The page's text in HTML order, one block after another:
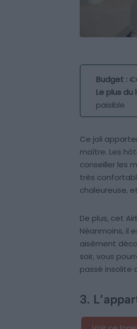
Budget :
Le plus
paisible
Ce joli
maître. Les
conseiller les
très
chaleureuse,
De plus, cet
Néanmoins, il
aisément
soir, vous
passé insolite
3.